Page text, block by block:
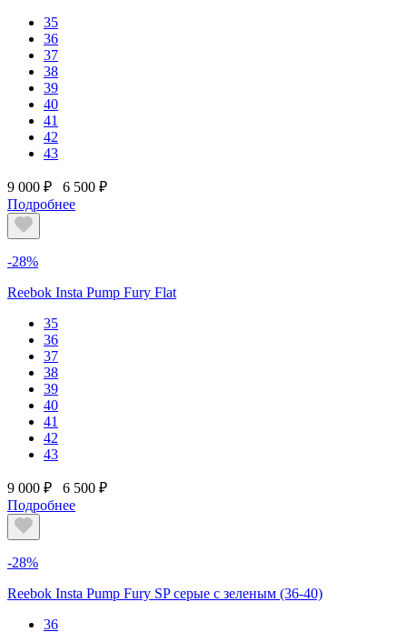
35
36
37
38
39
40
41
42
43
9 000 ₽
6 500 ₽
Подробнее
-28%
Reebok Insta Pump Fury Flat
35
36
37
38
39
40
41
42
43
9 000 ₽
6 500 ₽
Подробнее
-28%
Reebok Insta Pump Fury SP серые с зеленым (36-40)
36